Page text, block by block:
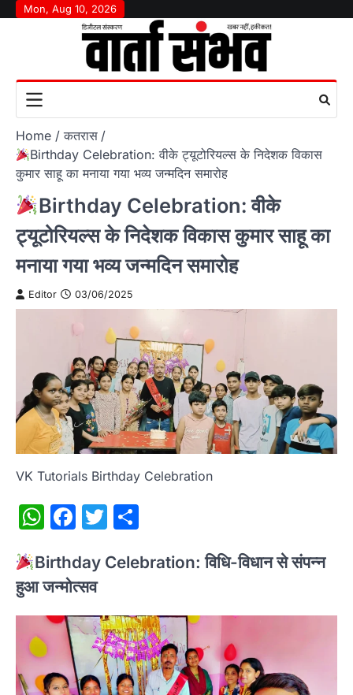
SkipMon, Aug 10, 2026
Home
कतरास
Birthday Celebration: वीके ट्यूटोरियल्स के निदेशक विकास
कुमार साहू का मनाया गया भव्य जन्मदिन समारोह
Birthday Celebration: वीके
ट्यूटोरियल्स के निदेशक विकास कुमार साहू का
मनाया गया भव्य जन्मदिन समारोह
Editor 03/06/2025
VK Tutorials Birthday Celebration
WhatsApp
Facebook
Twitter
Birthday Celebration: विधि-विधान से संपन्न
हुआ जन्मोत्सव